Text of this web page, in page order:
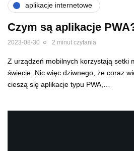
aplikacje internetowe
Czym są aplikacje
2023-08-30 2 minut czytania
Z urządzeń mobilnych korzystają setki
świecie. Nic więc dziwnego, że coraz
cieszą się aplikacje typu PWA,…